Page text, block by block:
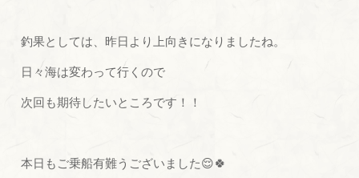
釣果としては、昨日より上向きになりましたね。
日々海は変わって行くので
次回も期待したいところです！！
本日もご乗船有難うございました😌🍀